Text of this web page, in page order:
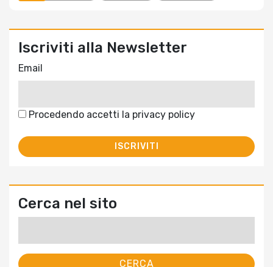
Iscriviti alla Newsletter
Email
Procedendo accetti la privacy policy
Cerca nel sito